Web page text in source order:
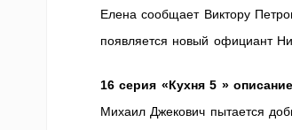
Елена сообщает Виктору
появляется новый официант
16 серия «Кухня 5 » описание
Михаил Джекович пытается